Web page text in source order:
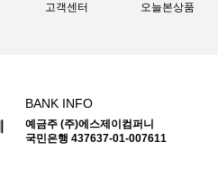
고객센터 오늘본상품
BANK INFO
예금주 (주)에스제이컴퍼니
국민은행 437637-01-007611